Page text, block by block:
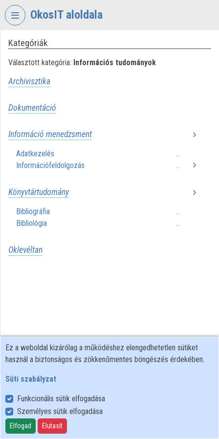
Fejléc kihagyása
OkosIT aloldala
VIDEO
Bejelentkezés
Intézményi felfedezés
Kategóriák
Intézmények
Közreműködők
Kategóriák
Választott kategória: Információs tudományok
Archivisztika
Dokumentáció
Információ menedzsment
Adatkezelés
Információfeldolgozás
Könyvtártudomány
Bibliográfia
Bibliológia
Oklevéltan
Felhasználói szabályzat
Adatkezelési tájékoztató
Süti szabályzat
Ez a weboldal kizárólag a működéshez elengedhetetlen sütiket
használ a biztonságos és zökkenőmentes böngészés érdekében.
Süti szabályzat
Funkcionális sütik elfogadása
Személyes sütik elfogadása
Elfogad Elutasít